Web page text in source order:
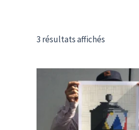
3 résultats affichés